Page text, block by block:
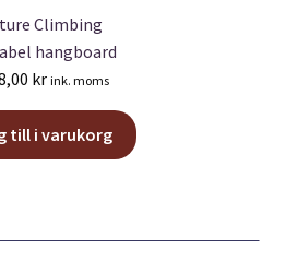
Climbing
hangboard
kr ink. moms
till i varukorg